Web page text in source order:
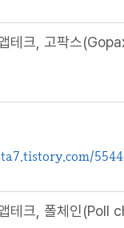
5544